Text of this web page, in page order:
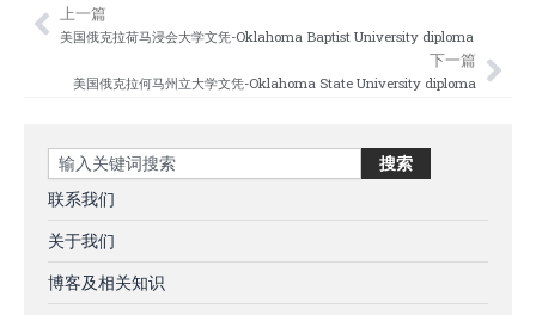
Prev
上一篇
美国俄克拉荷马浸会大学文凭-Oklahoma Baptist University diploma
下一篇
美国俄克拉何马州立大学文凭-Oklahoma State University diploma
Search 搜索
联系我们
关于我们
博客及相关知识